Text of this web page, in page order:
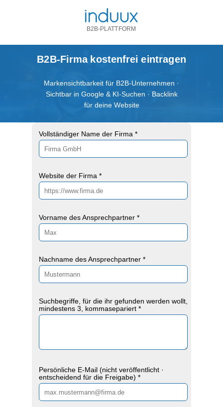
B2B-Firma kostenfrei eintragen
B2B-PLATTFORM
Vollständiger Name der Firma *
Website der Firma *
Vorname des Ansprechpartner *
Nachname des Ansprechpartner *
Suchbegriffe, für die ihr gefunden werden wollt,
mindestens 3, kommasepariert *
Persönliche E-Mail (nicht veröffentlicht ·
entscheidend für die Freigabe) *
Markensichtbarkeit für B2B-Unternehmen ·
Sichtbar in Google & KI-Suchen · Backlink
für deine Website